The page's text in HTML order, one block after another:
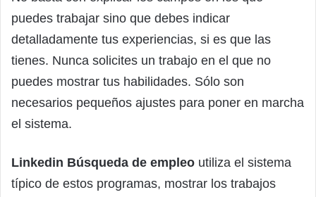
puedes trabajar sino que debes indicar
detalladamente tus experiencias, si es que las
tienes. Nunca solicites un trabajo en el que no
puedes mostrar tus habilidades. Sólo son
necesarios pequeños ajustes para poner en marcha
el sistema.
Linkedin Búsqueda de empleo utiliza el sistema
típico de estos programas, mostrar los trabajos